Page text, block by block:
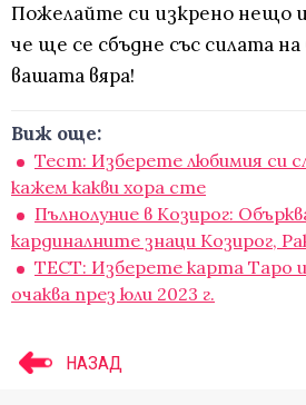
Пожелайте си изкрено нещо
че ще се сбъдне със силата
вашата вяра!
Виж още:
Тест: Изберете любимия си
кажем какви хора сте
Пълнолуние в Козирог:
кардиналните знаци Козирог,
ТЕСТ: Изберете карта Таро и
очаква през юли 2023 г.
НАЗАД